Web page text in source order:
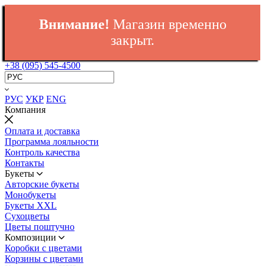
Внимание! Магазин временно
закрыт.
+38 (095) 545-4500
РУС УКР ENG
Компания
Оплата и доставка
Программа лояльности
Контроль качества
Контакты
Букеты
Авторские букеты
Монобукеты
Букеты XXL
Сухоцветы
Цветы поштучно
Композиции
Коробки с цветами
Корзины с цветами